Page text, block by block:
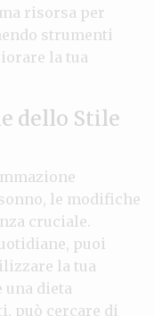
risorsa per
strumenti
la tua
dello Stile
le modifiche
cruciale.
puoi
la tua
una dieta
può cercare di